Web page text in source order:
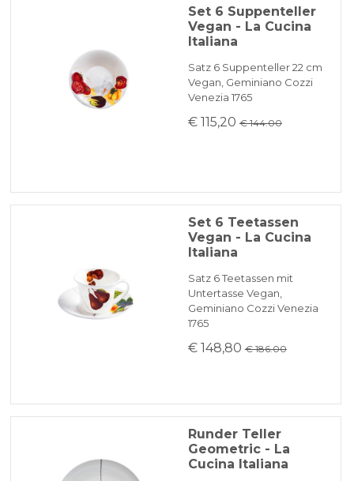
Set 6 Suppenteller
Vegan - La Cucina
Italiana
Satz 6 Suppenteller 22 cm
Vegan, Geminiano Cozzi
Venezia 1765
€ 115,20 € 144.00
Set 6 Teetassen
Vegan - La Cucina
Italiana
Satz 6 Teetassen mit
Untertasse Vegan,
Geminiano Cozzi Venezia
1765
€ 148,80 € 186.00
Runder Teller
Geometric - La
Cucina Italiana